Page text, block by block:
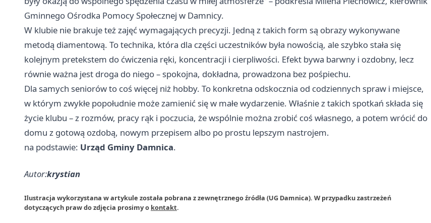
Gminnego Ośrodka Pomocy Społecznej w Damnicy.
W klubie nie brakuje też zajęć wymagających precyzji. Jedną z takich form są obrazy wykonywane
metodą diamentową. To technika, która dla części uczestników była nowością, ale szybko stała się
kolejnym pretekstem do ćwiczenia ręki, koncentracji i cierpliwości. Efekt bywa barwny i ozdobny, lecz
równie ważna jest droga do niego – spokojna, dokładna, prowadzona bez pośpiechu.
Dla samych seniorów to coś więcej niż hobby. To konkretna odskocznia od codziennych spraw i miejsce,
w którym zwykłe popołudnie może zamienić się w małe wydarzenie. Właśnie z takich spotkań składa się
życie klubu – z rozmów, pracy rąk i poczucia, że wspólnie można zrobić coś własnego, a potem wrócić do
domu z gotową ozdobą, nowym przepisem albo po prostu lepszym nastrojem.
na podstawie: Urząd Gminy Damnica.
Autor:krystian
Ilustracja wykorzystana w artykule została pobrana z zewnętrznego źródła (UG Damnica). W przypadku zastrzeżeń
dotyczących praw do zdjęcia prosimy o kontakt.